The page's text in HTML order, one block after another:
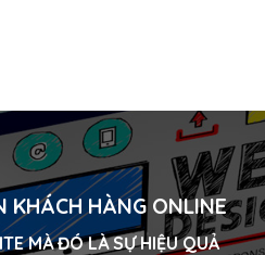
KHÁCH HÀNG ONLINE
MÀ ĐÓ LÀ SỰ HIỆU QUẢ